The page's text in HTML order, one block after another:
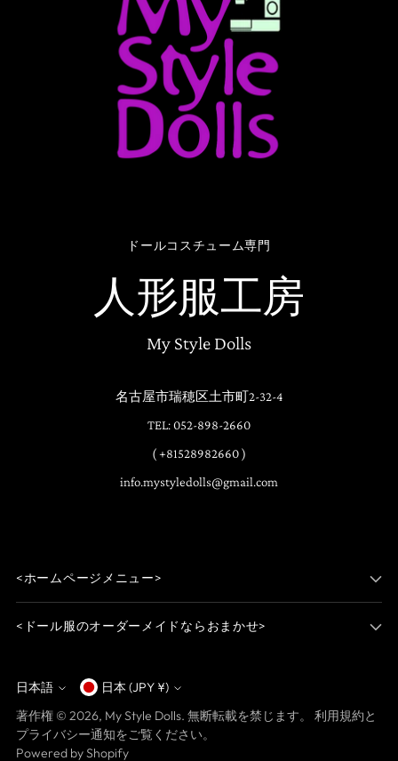
ドールコスチューム専門
人形服工房
My Style Dolls
名古屋市瑞穂区土市町2-32-4
TEL: 052-898-2660
( +81528982660 )
info.mystyledolls@gmail.com
<ホームページメニュー>
<ドール服のオーダーメイドならおまかせ>
言
語
日本語
通
貨
日本 (JPY ¥)
著作権 © 2026, My Style Dolls. 無断転載を禁じます。 利用規約と
プライバシー通知をご覧ください。
Powered by Shopify